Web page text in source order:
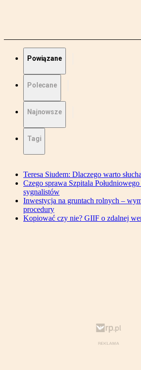
Powiązane
Polecane
Najnowsze
Tagi
Teresa Siudem: Dlaczego warto
Czego sprawa Szpitala
sygnalistów
Inwestycja na gruntach rolnych –
procedury
Kopiować czy nie? GIIF o zdalnej